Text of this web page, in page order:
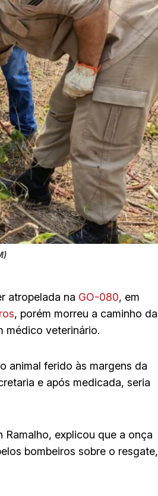
atropelada na GO-080, em
, porém morreu a caminho da
médico veterinário.
animal ferido às margens da
e após medicada, seria
explicou que a onça
bombeiros sobre o resgate,